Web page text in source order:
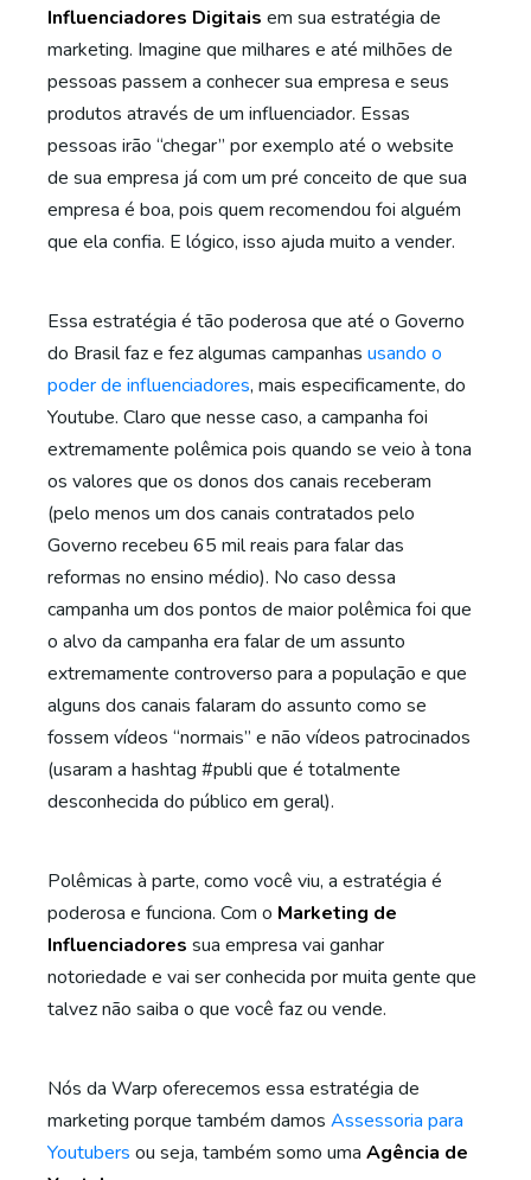
Influenciadores Digitais em sua estratégia de
marketing. Imagine que milhares e até milhões de
pessoas passem a conhecer sua empresa e seus
produtos através de um influenciador. Essas
pessoas irão “chegar” por exemplo até o website
de sua empresa já com um pré conceito de que sua
empresa é boa, pois quem recomendou foi alguém
que ela confia. E lógico, isso ajuda muito a vender.
Essa estratégia é tão poderosa que até o Governo
do Brasil faz e fez algumas campanhas usando o
poder de influenciadores, mais especificamente, do
Youtube. Claro que nesse caso, a campanha foi
extremamente polêmica pois quando se veio à tona
os valores que os donos dos canais receberam
(pelo menos um dos canais contratados pelo
Governo recebeu 65 mil reais para falar das
reformas no ensino médio). No caso dessa
campanha um dos pontos de maior polêmica foi que
o alvo da campanha era falar de um assunto
extremamente controverso para a população e que
alguns dos canais falaram do assunto como se
fossem vídeos “normais” e não vídeos patrocinados
(usaram a hashtag #publi que é totalmente
desconhecida do público em geral).
Polêmicas à parte, como você viu, a estratégia é
poderosa e funciona. Com o Marketing de
Influenciadores sua empresa vai ganhar
notoriedade e vai ser conhecida por muita gente que
talvez não saiba o que você faz ou vende.
Nós da Warp oferecemos essa estratégia de
marketing porque também damos Assessoria para
Youtubers ou seja, também somo uma Agência de